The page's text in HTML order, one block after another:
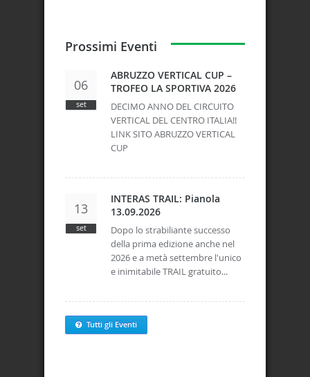
Prossimi Eventi
06
set
ABRUZZO VERTICAL CUP –
TROFEO LA SPORTIVA 2026
DECIMO ANNO DEL CIRCUITO
VERTICAL DEL CENTRO ITALIA!!
LINK SITO ABRUZZO VERTICAL
CUP
13
set
INTERAS TRAIL: Pianola
13.09.2026
Dopo lo strabiliante successo
della prima edizione anche nel
2026 e a metà settembre l'unico
e inimitabile TRAIL gratuito...
Tutti gli Eventi